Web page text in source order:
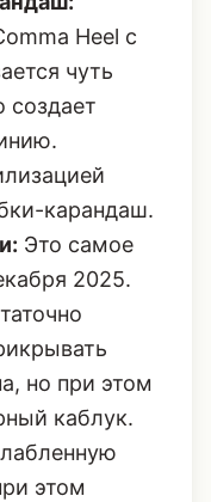
Heel с
чуть
создает
карандаш.
Это самое
2025.
но при этом
каблук.
этом